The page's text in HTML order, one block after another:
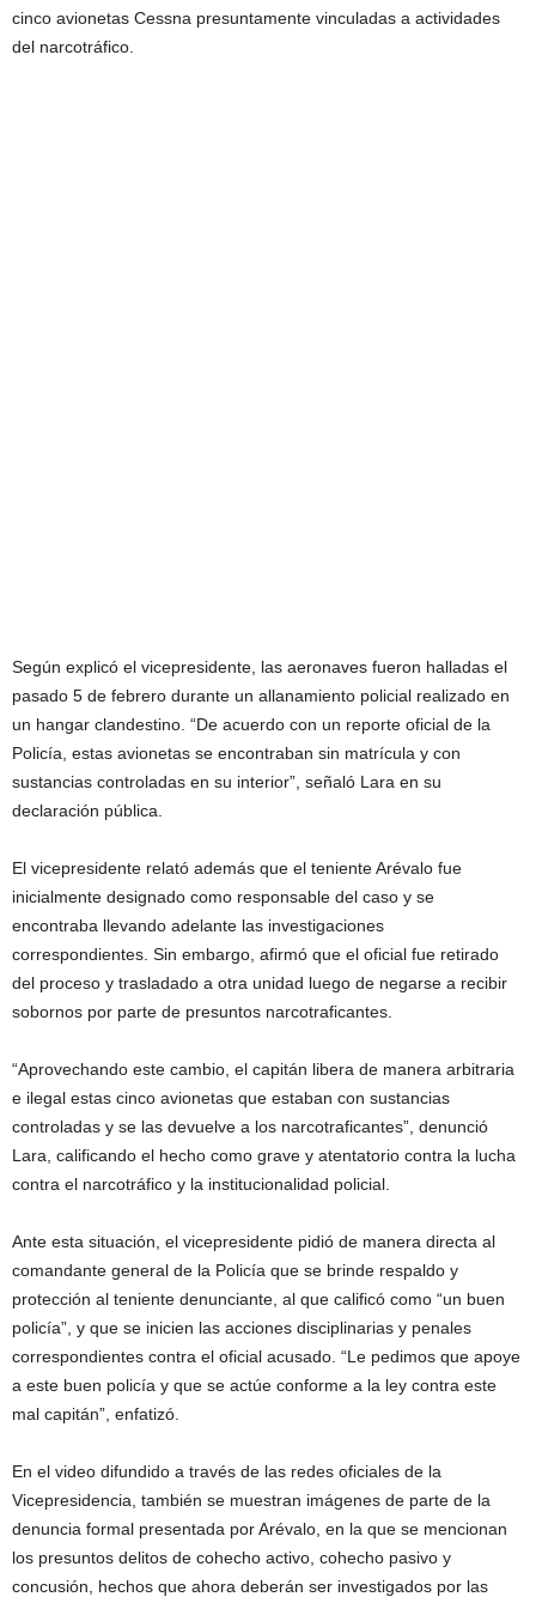
cinco avionetas Cessna presuntamente vinculadas a actividades
del narcotráfico.
Según explicó el vicepresidente, las aeronaves fueron halladas el
pasado 5 de febrero durante un allanamiento policial realizado en
un hangar clandestino. “De acuerdo con un reporte oficial de la
Policía, estas avionetas se encontraban sin matrícula y con
sustancias controladas en su interior”, señaló Lara en su
declaración pública.
El vicepresidente relató además que el teniente Arévalo fue
inicialmente designado como responsable del caso y se
encontraba llevando adelante las investigaciones
correspondientes. Sin embargo, afirmó que el oficial fue retirado
del proceso y trasladado a otra unidad luego de negarse a recibir
sobornos por parte de presuntos narcotraficantes.
“Aprovechando este cambio, el capitán libera de manera arbitraria
e ilegal estas cinco avionetas que estaban con sustancias
controladas y se las devuelve a los narcotraficantes”, denunció
Lara, calificando el hecho como grave y atentatorio contra la lucha
contra el narcotráfico y la institucionalidad policial.
Ante esta situación, el vicepresidente pidió de manera directa al
comandante general de la Policía que se brinde respaldo y
protección al teniente denunciante, al que calificó como “un buen
policía”, y que se inicien las acciones disciplinarias y penales
correspondientes contra el oficial acusado. “Le pedimos que apoye
a este buen policía y que se actúe conforme a la ley contra este
mal capitán”, enfatizó.
En el video difundido a través de las redes oficiales de la
Vicepresidencia, también se muestran imágenes de parte de la
denuncia formal presentada por Arévalo, en la que se mencionan
los presuntos delitos de cohecho activo, cohecho pasivo y
concusión, hechos que ahora deberán ser investigados por las